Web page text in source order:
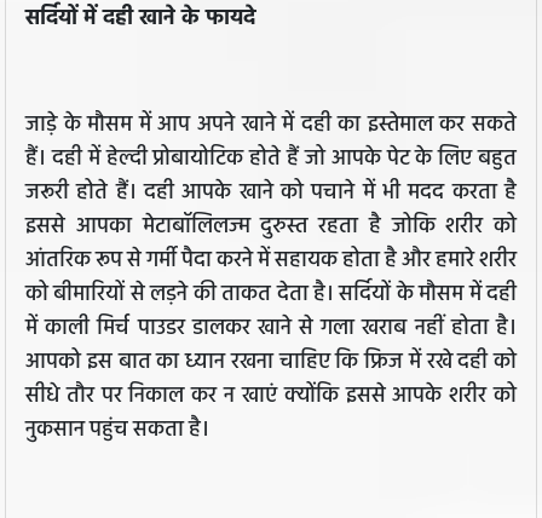
सर्दियों में दही खाने के फायदे
जाड़े के मौसम में आप अपने खाने में दही का इस्तेमाल कर सकते
हैं। दही में हेल्दी प्रोबायोटिक होते हैं जो आपके पेट के लिए बहुत
जरूरी होते हैं। दही आपके खाने को पचाने में भी मदद करता है
इससे आपका मेटाबॉलिलज्म दुरुस्त रहता है जोकि शरीर को
आंतरिक रूप से गर्मी पैदा करने में सहायक होता है और हमारे शरीर
को बीमारियों से लड़ने की ताकत देता है। सर्दियों के मौसम में दही
में काली मिर्च पाउडर डालकर खाने से गला खराब नहीं होता है।
आपको इस बात का ध्यान रखना चाहिए कि फ्रिज में रखे दही को
सीधे तौर पर निकाल कर न खाएं क्योंकि इससे आपके शरीर को
नुकसान पहुंच सकता है।